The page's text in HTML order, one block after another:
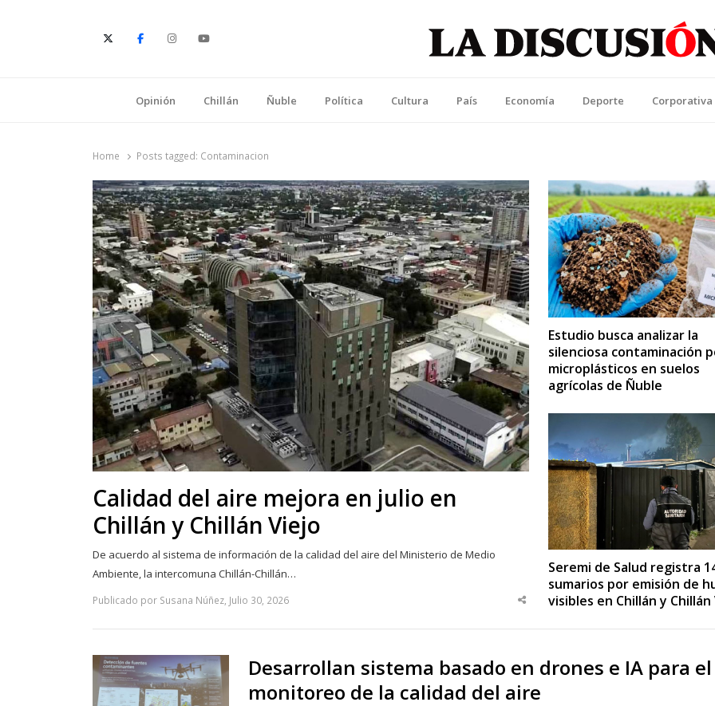
Opinión Chillán Ñuble Política Cultura País Economía Deporte Corporativa
Home Posts tagged: Contaminacion
Calidad del aire mejora en julio en
Chillán y Chillán Viejo
De acuerdo al sistema de información de la calidad del aire del Ministerio de Medio
Ambiente, la intercomuna Chillán-Chillán…
Publicado por Susana Núñez, Julio 30, 2026
Share
Estudio busca analizar la
silenciosa contaminación
microplásticos en suelos
agrícolas de Ñuble
Seremi de Salud registra
sumarios por emisión de
visibles en Chillán y Chillán
Desarrollan sistema basado en drones e IA para el
monitoreo de la calidad del aire